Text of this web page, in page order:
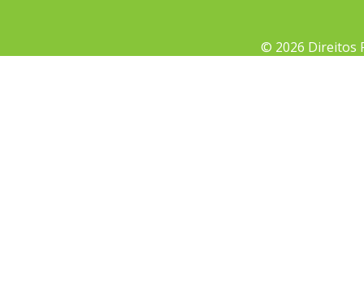
© 2026 Direitos